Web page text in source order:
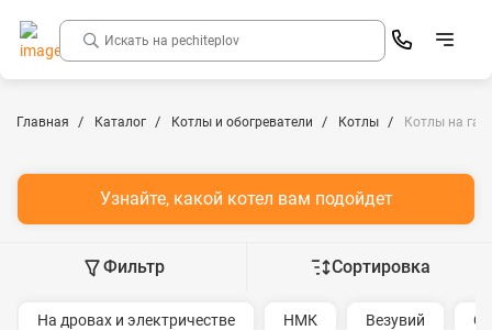
Главная Каталог Котлы и обогреватели Котлы Котлы на
Узнайте, какой котел вам подойдет
Фильтр Сортировка
На дровах и электричестве НМК Везувий С